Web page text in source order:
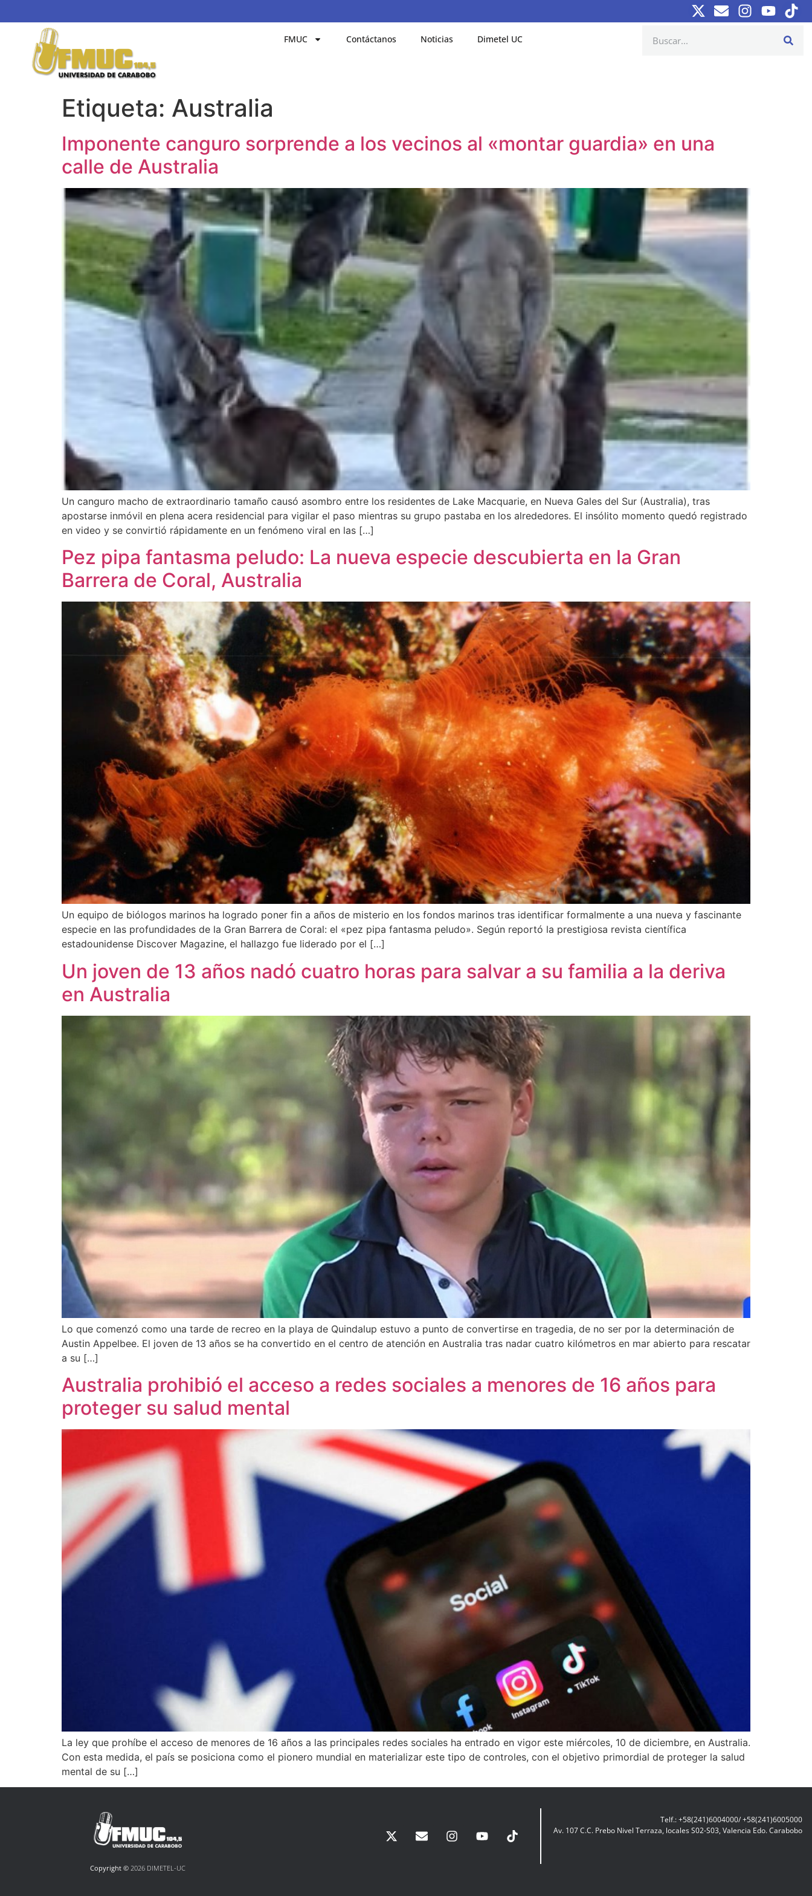
FMUC Contáctanos Noticias Dimetel UC
Etiqueta: Australia
Imponente canguro sorprende a los vecinos al «montar guardia» en una
calle de Australia
Un canguro macho de extraordinario tamaño causó asombro entre los residentes de Lake Macquarie, en Nueva Gales del Sur (Australia), tras
apostarse inmóvil en plena acera residencial para vigilar el paso mientras su grupo pastaba en los alrededores. El insólito momento quedó registrado
en video y se convirtió rápidamente en un fenómeno viral en las […]
Pez pipa fantasma peludo: La nueva especie descubierta en la Gran
Barrera de Coral, Australia
Un equipo de biólogos marinos ha logrado poner fin a años de misterio en los fondos marinos tras identificar formalmente a una nueva y fascinante
especie en las profundidades de la Gran Barrera de Coral: el «pez pipa fantasma peludo». Según reportó la prestigiosa revista científica
estadounidense Discover Magazine, el hallazgo fue liderado por el […]
Un joven de 13 años nadó cuatro horas para salvar a su familia a la deriva
en Australia
Lo que comenzó como una tarde de recreo en la playa de Quindalup estuvo a punto de convertirse en tragedia, de no ser por la determinación de
Austin Appelbee. El joven de 13 años se ha convertido en el centro de atención en Australia tras nadar cuatro kilómetros en mar abierto para rescatar
a su […]
Australia prohibió el acceso a redes sociales a menores de 16 años para
proteger su salud mental
La ley que prohíbe el acceso de menores de 16 años a las principales redes sociales ha entrado en vigor este miércoles, 10 de diciembre, en Australia.
Con esta medida, el país se posiciona como el pionero mundial en materializar este tipo de controles, con el objetivo primordial de proteger la salud
mental de su […]
Copyright ©2026 DIMETEL-UC
Telf.: +58(241)6004000/ +58(241)6005000
Av. 107 C.C. Prebo Nivel Terraza, locales S02-S03, Valencia Edo. Carabobo